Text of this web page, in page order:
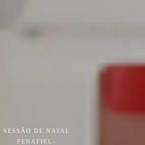
SESSÃO DE NATAL
PENAFIEL